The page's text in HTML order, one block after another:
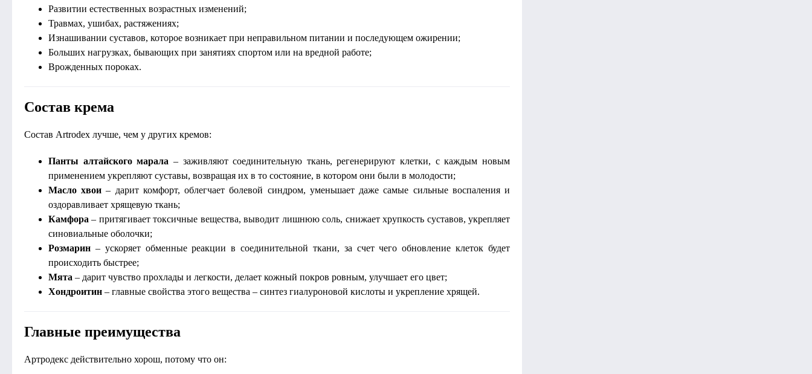
Развитии естественных возрастных изменений;
Травмах, ушибах, растяжениях;
Изнашивании суставов, которое возникает при неправильном питании и последующем ожирении;
Больших нагрузках, бывающих при занятиях спортом или на вредной работе;
Врожденных пороках.
Состав крема
Состав Artrodex лучше, чем у других кремов:
Панты алтайского марала – заживляют соединительную ткань, регенерируют клетки, с каждым новым
применением укрепляют суставы, возвращая их в то состояние, в котором они были в молодости;
Масло хвои – дарит комфорт, облегчает болевой синдром, уменьшает даже самые сильные воспаления и
оздоравливает хрящевую ткань;
Камфора – притягивает токсичные вещества, выводит лишнюю соль, снижает хрупкость суставов, укрепляет
синовиальные оболочки;
Розмарин – ускоряет обменные реакции в соединительной ткани, за счет чего обновление клеток будет
происходить быстрее;
Мята – дарит чувство прохлады и легкости, делает кожный покров ровным, улучшает его цвет;
Хондроитин – главные свойства этого вещества – синтез гиалуроновой кислоты и укрепление хрящей.
Главные преимущества
Артродекс действительно хорош, потому что он: